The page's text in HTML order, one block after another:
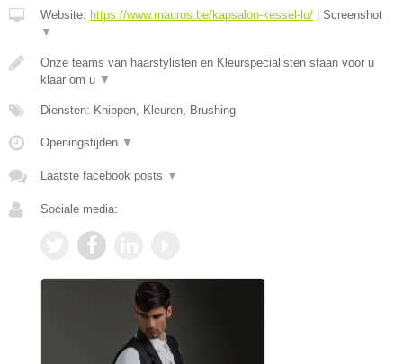
Website: https://www.mauros.be/kapsalon-kessel-lo/
Screenshot
▼
Onze teams van haarstylisten en Kleurspecialisten staan voor u
klaar om u ▼
Diensten: Knippen, Kleuren, Brushing
Openingstijden ▼
Laatste facebook posts ▼
Sociale media: